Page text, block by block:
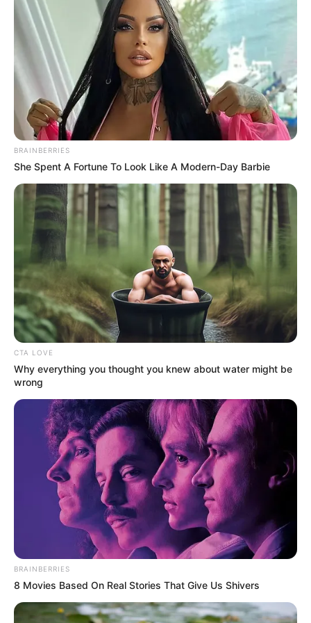
(foto: beritasatu)
Dalam proses naik ke permukaan tanah, magma cair mengalami
proses pendinginan dan hidrotermal sehingga terbentuk menjadi
batuan dan mineral.
Jika menjadi mineral, maka nantinya dapat berubah kembali
menjadi nikel, emas, tembaga, besi, dan lain sebagainya.
Jika menjadi batuan, maka dapat berubah menjadi intan, batu
koral, batu sungai, atau batu akik.
Menurut ahli geologi, batuan yang terbentuk pertama kali adalah
BRAINBERRIES
She Spent A Fortune To Look Like A Modern-Day Barbie
CTA LOVE
Why everything you thought you knew about water might be
wrong
BRAINBERRIES
8 Movies Based On Real Stories That Give Us Shivers